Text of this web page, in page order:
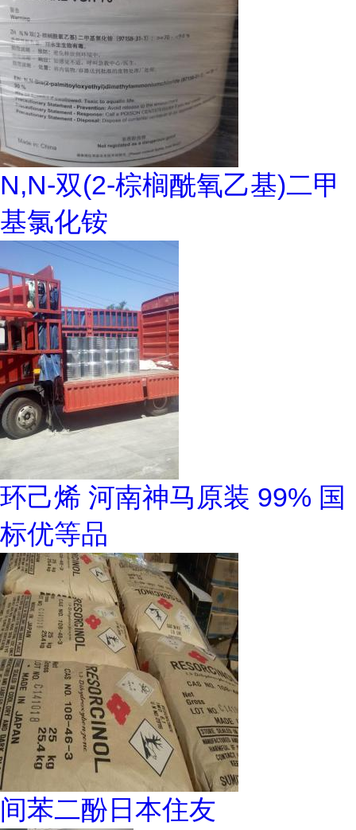
N,N-双(2-棕榈酰氧乙基)二甲
基氯化铵
环己烯 河南神马原装 99% 国
标优等品
间苯二酚日本住友